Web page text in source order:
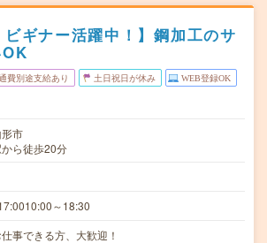
ビギナー活躍中！】鋼加工のサ
費別途支給あり 土日祝日が休み WEB登録OK
市
ら徒歩20分
～18:30
事できる方、大歓迎！